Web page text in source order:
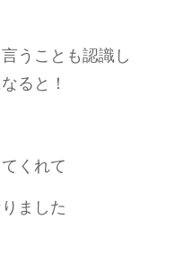
言うことも認識し
ると！
くれて
ました